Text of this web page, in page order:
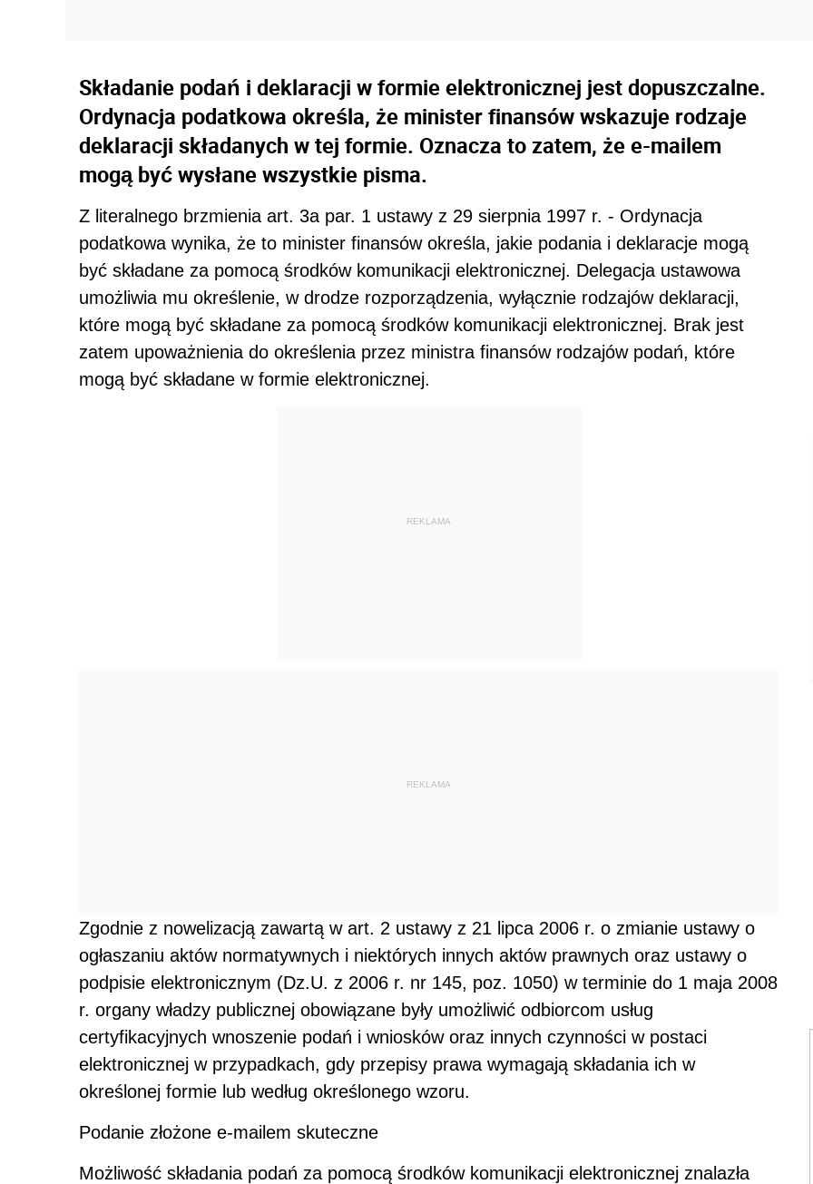
Składanie podań i deklaracji w formie elektronicznej jest dopuszczalne.
Ordynacja podatkowa określa, że minister finansów wskazuje rodzaje
deklaracji składanych w tej formie. Oznacza to zatem, że e-mailem
mogą być wysłane wszystkie pisma.
Z literalnego brzmienia art. 3a par. 1 ustawy z 29 sierpnia 1997 r. - Ordynacja
podatkowa wynika, że to minister finansów określa, jakie podania i deklaracje mogą
być składane za pomocą środków komunikacji elektronicznej. Delegacja ustawowa
umożliwia mu określenie, w drodze rozporządzenia, wyłącznie rodzajów deklaracji,
które mogą być składane za pomocą środków komunikacji elektronicznej. Brak jest
zatem upoważnienia do określenia przez ministra finansów rodzajów podań, które
mogą być składane w formie elektronicznej.
REKLAMA
REKLAMA
Zgodnie z nowelizacją zawartą w art. 2 ustawy z 21 lipca 2006 r. o zmianie ustawy o
ogłaszaniu aktów normatywnych i niektórych innych aktów prawnych oraz ustawy o
podpisie elektronicznym (Dz.U. z 2006 r. nr 145, poz. 1050) w terminie do 1 maja 2008
r. organy władzy publicznej obowiązane były umożliwić odbiorcom usług
certyfikacyjnych wnoszenie podań i wniosków oraz innych czynności w postaci
elektronicznej w przypadkach, gdy przepisy prawa wymagają składania ich w
określonej formie lub według określonego wzoru.
Podanie złożone e-mailem skuteczne
Możliwość składania podań za pomocą środków komunikacji elektronicznej znalazła